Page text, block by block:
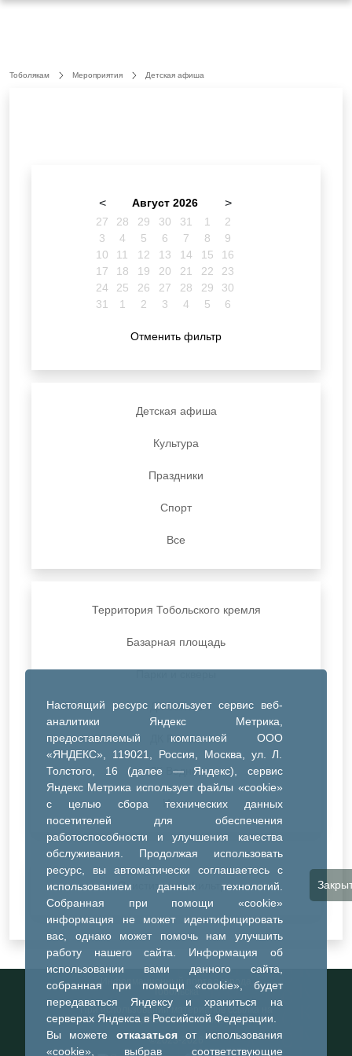
Настоящий ресурс использует сервис веб-
аналитики Яндекс Метрика,
предоставляемый компанией ООО
«ЯНДЕКС», 119021, Россия, Москва, ул. Л.
Толстого, 16 (далее — Яндекс), сервис
Яндекс Метрика использует файлы «cookie»
с целью сбора технических данных
посетителей для обеспечения
работоспособности и улучшения качества
обслуживания. Продолжая использовать
ресурс, вы автоматически соглашаетесь с
использованием данных технологий.
Собранная при помощи «cookie»
информация не может идентифицировать
вас, однако может помочь нам улучшить
работу нашего сайта. Информация об
использовании вами данного сайта,
собранная при помощи «cookie», будет
передаваться Яндексу и храниться на
серверах Яндекса в Российской Федерации.
Вы можете отказатьсяот использования
«cookie», выбрав соответствующие
Тоболякам Мероприятия Детская афиша
< Август 2026 >
27 28 29 30 31 1
2
3
4 5 6 7 8
9
10
11 12 13 14 15
16
17
18 19 20 21 22
23
24
25 26 27 28 29
30
31
1 2 3 4 5 6
Отменить фильтр
Детская афиша
Культура
Праздники
Спорт
Все
Территория Тобольского кремля
Базарная площадь
ДК Синтез
ДК Речник
ДК Водник
Иное
Очистить все фильтры
Информационный портал города
Тобольска
При использовании материалов ссылка на
портал обязательна
©2023-2026